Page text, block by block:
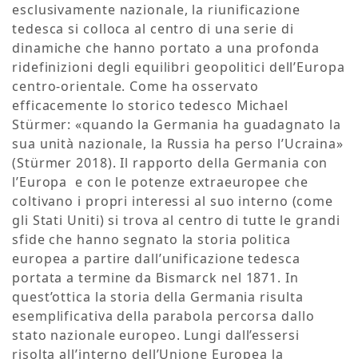
esclusivamente nazionale, la riunificazione
tedesca si colloca al centro di una serie di
dinamiche che hanno portato a una profonda
ridefinizioni degli equilibri geopolitici dell’Europa
centro-orientale. Come ha osservato
efficacemente lo storico tedesco Michael
Stürmer: «quando la Germania ha guadagnato la
sua unità nazionale, la Russia ha perso l’Ucraina»
(Stürmer 2018). Il rapporto della Germania con
l’Europa e con le potenze extraeuropee che
coltivano i propri interessi al suo interno (come
gli Stati Uniti) si trova al centro di tutte le grandi
sfide che hanno segnato la storia politica
europea a partire dall’unificazione tedesca
portata a termine da Bismarck nel 1871. In
quest’ottica la storia della Germania risulta
esemplificativa della parabola percorsa dallo
stato nazionale europeo. Lungi dall’essersi
risolta all’interno dell’Unione Europea la